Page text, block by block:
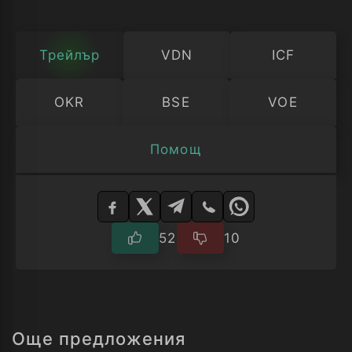
Трейлър VDN ICF
OKR BSE VOE
Помощ
Изберете
52 10
Още предложения